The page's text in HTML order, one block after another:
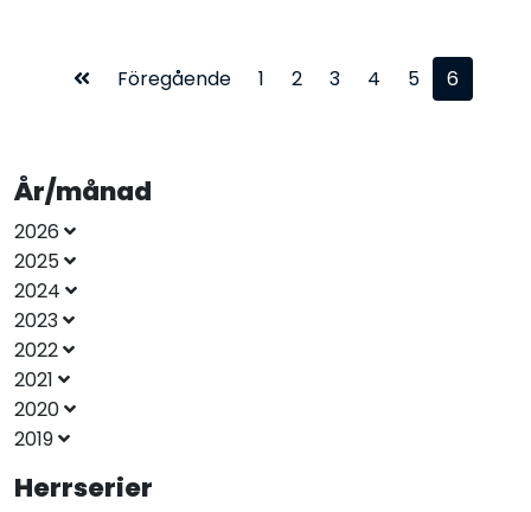
Föregående 1 2 3 4 5 6
År/månad
2026
2025
2024
2023
2022
2021
2020
2019
Herrserier